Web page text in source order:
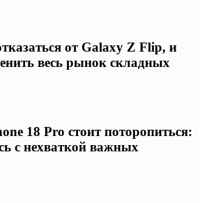
от Galaxy Z Flip, и
весь рынок складных
18 Pro стоит поторопиться:
с нехваткой важных